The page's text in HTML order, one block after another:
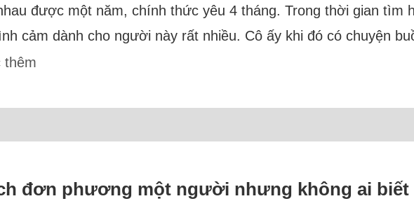
được một năm, chính thức yêu 4 tháng. Trong thời gian tìm
cảm dành cho người này rất nhiều. Cô ấy khi đó có chuyện
thêm
đơn phương một người nhưng không ai biết